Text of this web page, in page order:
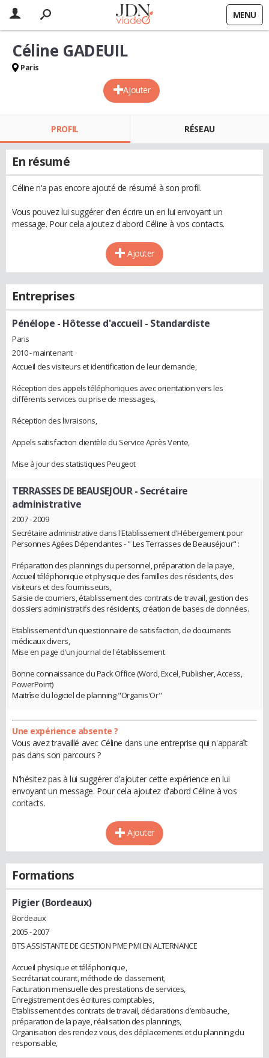
MENU
Ajouter
Céline GADEUIL
Paris
PROFIL RÉSEAU
En résumé
Céline n'a pas encore ajouté de résumé à son profil.
Vous pouvez lui suggérer d'en écrire un en lui envoyant un
message. Pour cela ajoutez d'abord Céline à vos contacts.
Ajouter
Entreprises
Pénélope - Hôtesse d'accueil - Standardiste
Paris
2010 - maintenant
Accueil des visiteurs et identification de leur demande,
Réception des appels téléphoniques avec orientation vers les
différents services ou prise de messages,
Réception des livraisons,
Appels satisfaction clientèle du Service Après Vente,
Mise à jour des statistiques Peugeot
TERRASSES DE BEAUSEJOUR- Secrétaire
administrative
2007 - 2009
Secrétaire administrative dans l'Etablissement d'Hébergement pour
Personnes Agées Dépendantes - " Les Terrasses de Beauséjour" :
Préparation des plannings du personnel, préparation de la paye,
Accueil téléphonique et physique des familles des résidents, des
visiteurs et des fournisseurs,
Saisie de courriers, établissement des contrats de travail, gestion des
dossiers administratifs des résidents, création de bases de données.
Etablissement d'un questionnaire de satisfaction, de documents
médicaux divers,
Mise en page d'un journal de l'établissement
Bonne connaissance du Pack Office (Word, Excel, Publisher, Access,
PowerPoint)
Maitrîse du logiciel de planning "Organis'Or"
Une expérience absente ?
Vous avez travaillé avec Céline dans une entreprise qui n'apparaît
pas dans son parcours ?
N'hésitez pas à lui suggérer d'ajouter cette expérience en lui
envoyant un message. Pour cela ajoutez d'abord Céline à vos
contacts.
Ajouter
Formations
Pigier (Bordeaux)
Bordeaux
2005 - 2007
BTS ASSISTANTE DE GESTION PME PMI EN ALTERNANCE
Accueil physique et téléphonique,
Secrétariat courant, méthode de classement,
Facturation mensuelle des prestations de services,
Enregistrement des écritures comptables,
Etablissement des contrats de travail, déclarations d’embauche,
préparation de la paye, réalisation des plannings,
Organisation des rendez vous, des déplacements et du planning du
responsable,